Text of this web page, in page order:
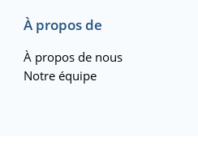
À propos de
À propos de nous
Notre équipe